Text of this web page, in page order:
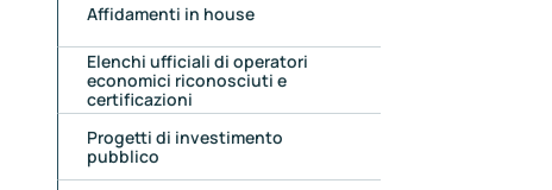
Affidamenti in house
Elenchi ufficiali di operatori
economici riconosciuti e
certificazioni
Progetti di investimento
pubblico